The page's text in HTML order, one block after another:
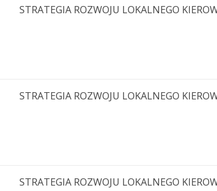
STRATEGIA ROZWOJU LOKALNEGO
STRATEGIA ROZWOJU LOKALNEGO
STRATEGIA ROZWOJU LOKALNEGO